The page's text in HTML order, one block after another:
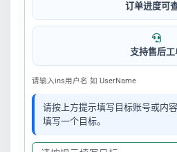
订单进度可
支持售后工
请输入ins用户名 如 UserName
请按上方提示填写目标账号或内
填写一个目标。